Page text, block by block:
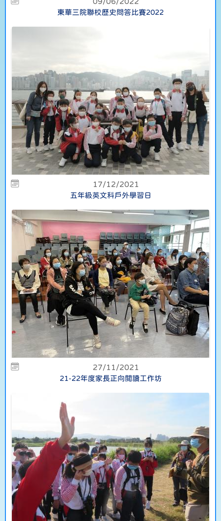
東華三院聯校歷史問答比賽2022
17/12/2021
五年級英文科戶外學習日
27/11/2021
21-22年度家長正向閲讀工作坊